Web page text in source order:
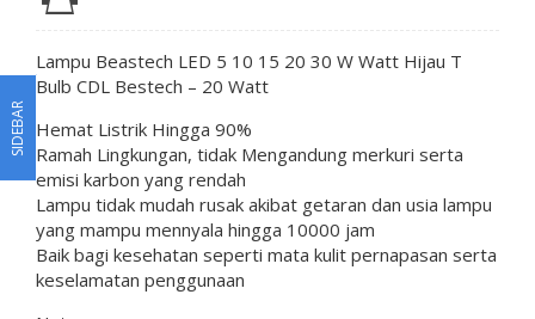
Lampu Beastech LED 5 10 15 20 30 W Watt Hijau T
Bulb CDL Bestech – 20 Watt
Hemat Listrik Hingga 90%
Ramah Lingkungan, tidak Mengandung merkuri serta
emisi karbon yang rendah
Lampu tidak mudah rusak akibat getaran dan usia lampu
yang mampu mennyala hingga 10000 jam
Baik bagi kesehatan seperti mata kulit pernapasan serta
keselamatan penggunaan
SIDEBAR